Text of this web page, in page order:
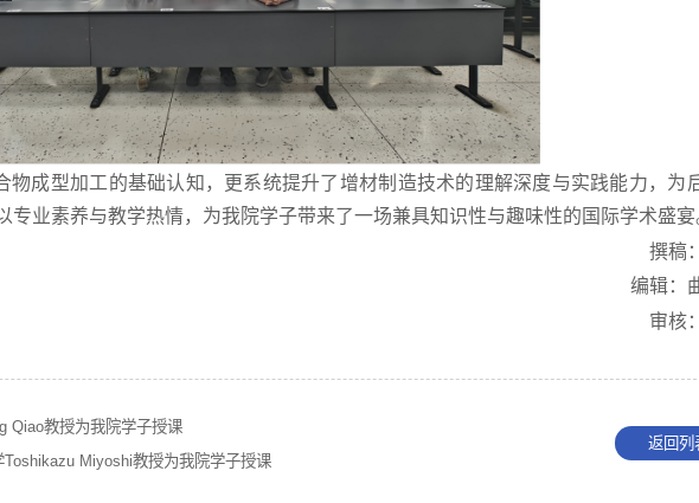
物成型加工的基础认知，更系统提升了增材制造技术的理解深度与实践能力，为
专业素养与教学热情，为我院学子带来了一场兼具知识性与趣味性的国际学术盛
撰稿
编辑：
审核
Qiao教授为我院学子授课
Toshikazu Miyoshi教授为我院学子授课
返回列